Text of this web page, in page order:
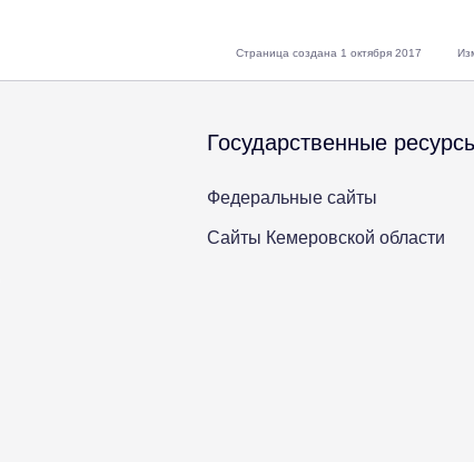
Страница создана 1 октября 2017
Государственные
Федеральные сайты
Сайты Кемеровской области